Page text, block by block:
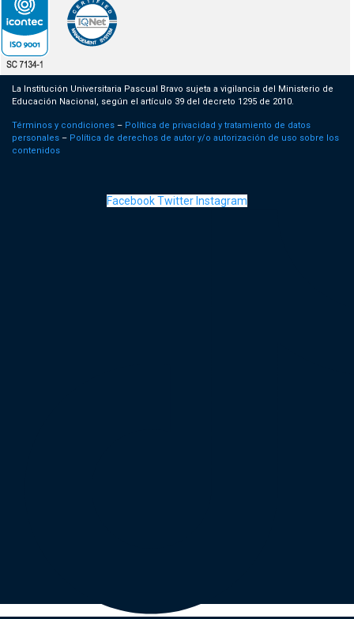
La Institución Universitaria Pascual Bravo sujeta a vigilancia del Ministerio de
Educación Nacional, según el artículo 39 del decreto 1295 de 2010.
Términos y condiciones – Política de privacidad y tratamiento de datos
personales – Política de derechos de autor y/o autorización de uso sobre los
contenidos
FacebookTwitter Instagram